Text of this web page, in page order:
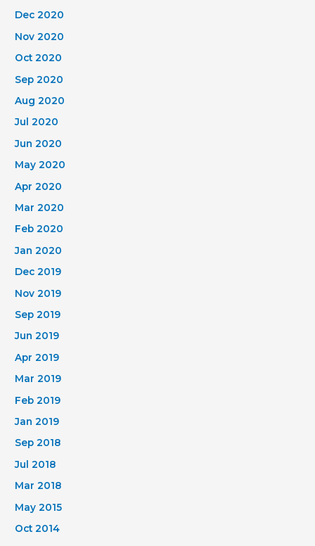
Dec 2020
Nov 2020
Oct 2020
Sep 2020
Aug 2020
Jul 2020
Jun 2020
May 2020
Apr 2020
Mar 2020
Feb 2020
Jan 2020
Dec 2019
Nov 2019
Sep 2019
Jun 2019
Apr 2019
Mar 2019
Feb 2019
Jan 2019
Sep 2018
Jul 2018
Mar 2018
May 2015
Oct 2014